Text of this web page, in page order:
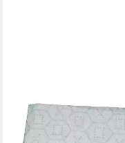
WPRO
Fettfilter Fettfiltermatte
484000008526